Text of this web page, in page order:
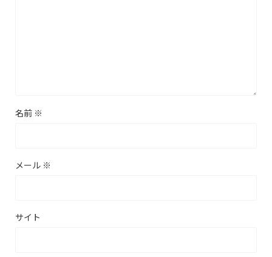
名前 ※
メール ※
サイト